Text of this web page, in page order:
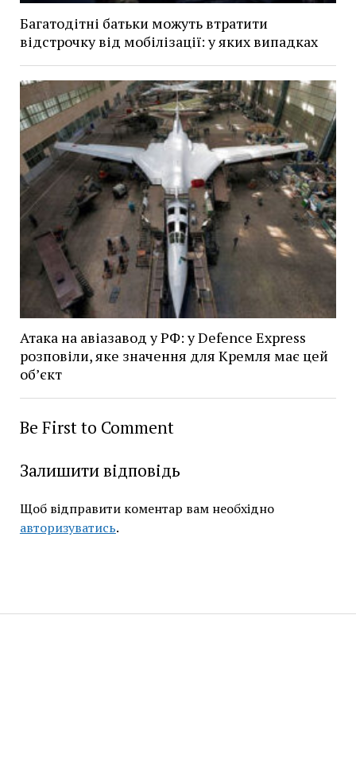
Багатодітні батьки можуть втратити
відстрочку від мобілізації: у яких випадках
Атака на авіазавод у РФ: у Defence Express
розповіли, яке значення для Кремля має цей
об’єкт
Be First to Comment
Залишити відповідь
Щоб відправити коментар вам необхідно
авторизуватись.